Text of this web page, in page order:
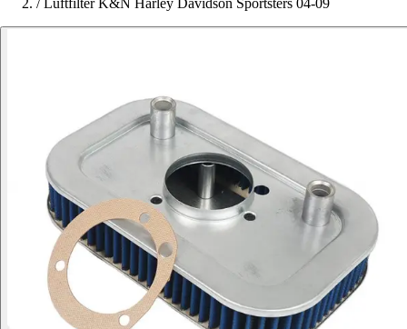
/ Luftfilter K&N Harley Davidson Sportsters 04-09